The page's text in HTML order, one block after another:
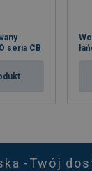
seria CB
-Twój